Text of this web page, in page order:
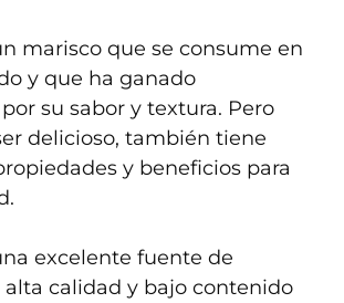
marisco que se consume en
y que ha ganado
su sabor y textura. Pero
delicioso, también tiene
y beneficios para
excelente fuente de
alta calidad y bajo contenido